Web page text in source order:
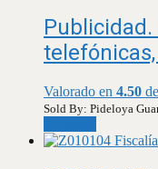
Valorado en 4.50
Sold By: Pideloya